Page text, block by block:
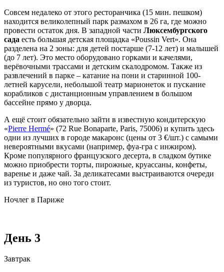
Совсем недалеко от этого ресторанчика (15 мин. пешком)
находится великолепный парк размахом в 26 га, где можно
провести остаток дня. В западной части Люксембургского
сада есть большая детская площадка «Poussin Vert». Она
разделена на 2 зоны: для детей постарше (7-12 лет) и малышей
(до 7 лет). Это место оборудовано горками и качелями,
верёвочными трассами и детским скалодромом. Также из
развлечений в парке – катание на пони и старинной 100-
летней карусели, небольшой театр марионеток и пускание
корабликов с дистанционным управлением в большом
бассейне прямо у дворца.
А ещё стоит обязательно зайти в известную кондитерскую
«Pierre Hermé» (72 Rue Bonaparte, Paris, 75006) и купить здесь
одни из лучших в городе макаронс (цены от 3 €/шт.) с самыми
невероятными вкусами (например, фуа-гра с инжиром).
Кроме популярного французского десерта, в сладком бутике
можно приобрести торты, пирожные, круассаны, конфеты,
варенье и даже чай. За деликатесами выстраиваются очереди
из туристов, но оно того стоит.
Ночлег в Париже
День 3
Завтрак